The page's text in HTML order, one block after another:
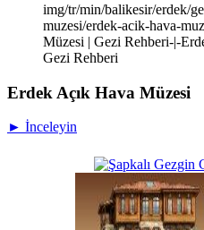
img/tr/min/balikesir/erdek/
muzesi/erdek-acik-hava-
Müzesi | Gezi Rehberi-|-
Gezi Rehberi
Erdek Açık Hava Müzesi
► İnceleyin